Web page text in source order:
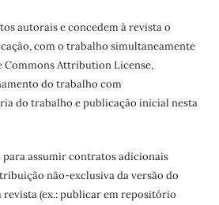
autorais e concedem à revista o
com o trabalho simultaneamente
Commons Attribution License,
do trabalho com
do trabalho e publicação inicial nesta
assumir contratos adicionais
não-exclusiva da versão do
(ex.: publicar em repositório